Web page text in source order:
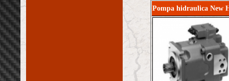
Pompa hidraulica New